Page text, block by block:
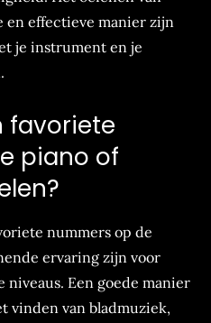
en effectieve manier zijn
je instrument en je
favoriete
piano of
nummers op de
ervaring zijn voor
niveaus. Een goede manier
vinden van bladmuziek,